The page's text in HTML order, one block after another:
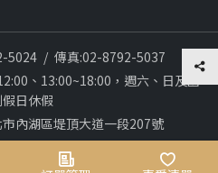
5024 / 傳真:02-8792-5037
、13:00~18:00，週六、日及國
日休假
內湖區堤頂大道一段207號
瀏覽器,瀏覽更順暢